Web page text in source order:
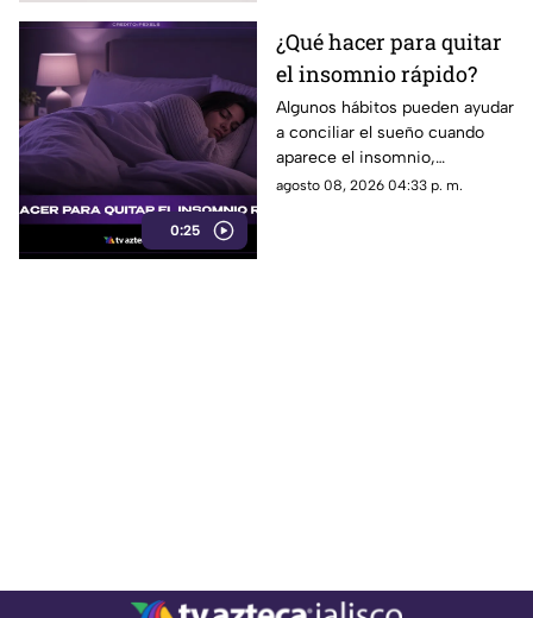
0:25
¿Qué hacer para quitar
el insomnio rápido?
Algunos hábitos pueden ayudar
a conciliar el sueño cuando
aparece el insomnio,
especialmente reducir la
agosto 08, 2026 04:33 p. m.